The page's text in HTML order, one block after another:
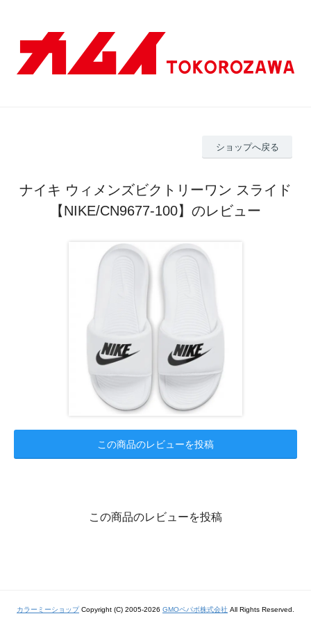
ショップへ戻る
ナイキ ウィメンズビクトリーワン スライド
【NIKE/CN9677-100】のレビュー
この商品のレビューを投稿
この商品のレビューを投稿
カラーミーショップCopyright (C) 2005-2026 GMOペパボ株式会社 All Rights Reserved.